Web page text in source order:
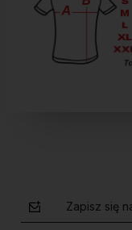
Zapisz się